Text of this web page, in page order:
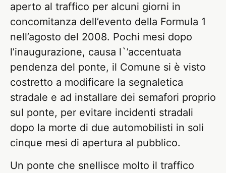
aperto al traffico per alcuni giorni in
concomitanza dell’evento della Formula 1
nell’agosto del 2008. Pochi mesi dopo
l’inaugurazione, causa l`’accentuata
pendenza del ponte, il Comune si è visto
costretto a modificare la segnaletica
stradale e ad installare dei semafori proprio
sul ponte, per evitare incidenti stradali
dopo la morte di due automobilisti in soli
cinque mesi di apertura al pubblico.
Un ponte che snellisce molto il traffico